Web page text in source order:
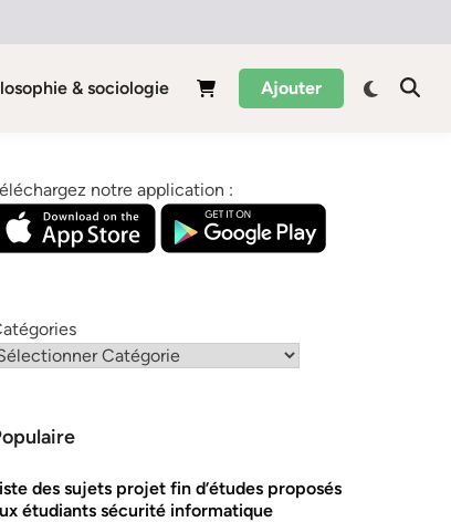
& sociologie Ajouter
notre application :
des sujets projet fin d’études proposés
étudiants sécurité informatique